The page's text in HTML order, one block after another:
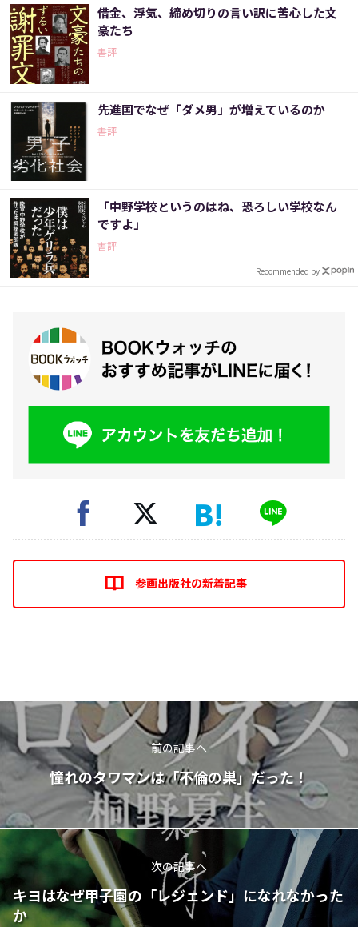
借金、浮気、締め切りの言い訳に苦心した文
豪たち
書評
先進国でなぜ「ダメ男」が増えているのか
書評
「中野学校というのはね、恐ろしい学校なん
ですよ」
書評
Recommended by
参画出版社の新着記事
前の記事へ
憧れのタワマンは「不倫の巣」だった！
次の記事へ
キヨはなぜ甲子園の「レジェンド」になれなかった
か